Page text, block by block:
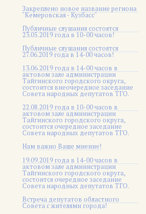
Закреплено новое название региона
"Кемеровская - Кузбасс"
Публичные слушания состоятся
23.05.2019 года в 10-00 часов!
Публичные слушания состоятся
27.06.2019 года в 14-00 часов!
13.06.2019 года в 14-00 часов в
актовом зале администрации
Тайгинского городского округа,
состоится внеочередное заседание
Совета народных депутатов ТГО.
22.08.2019 года в 10-00 часов в
актовом зале администрации
Тайгинского городского округа,
состоится очередное заседание
Совета народных депутатов ТГО.
Нам важно Ваше мнение!
19.09.2019 года в 14-00 часов в
актовом зале администрации
Тайгинского городского округа,
состоится очередное заседание
Совета народных депутатов ТГО.
Встреча депутатов областного
Совета с жителями города!